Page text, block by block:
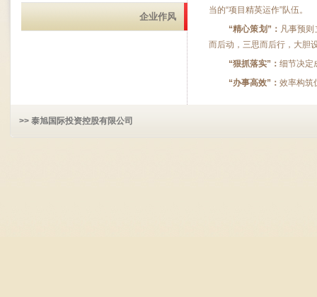
企业作风
当的“项目精英运作”队伍。
“精心策划”： 凡事预
而后动，三思而后行，大胆
“狠抓落实”： 细节决定
“办事高效”： 效率构筑
>> 泰旭国际投资控股有限公司